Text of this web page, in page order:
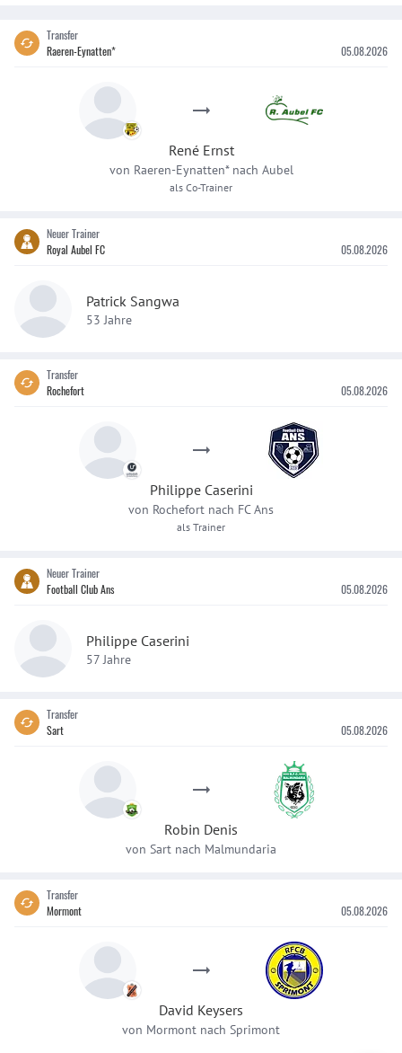
Transfer
Raeren-Eynatten*
05.08.2026
René Ernst
von Raeren-Eynatten* nach Aubel
als Co-Trainer
Neuer Trainer
Royal Aubel FC
05.08.2026
Patrick Sangwa
53 Jahre
Transfer
Rochefort
05.08.2026
Philippe Caserini
von Rochefort nach FC Ans
als Trainer
Neuer Trainer
Football Club Ans
05.08.2026
Philippe Caserini
57 Jahre
Transfer
Sart
05.08.2026
Robin Denis
von Sart nach Malmundaria
Transfer
Mormont
05.08.2026
David Keysers
von Mormont nach Sprimont